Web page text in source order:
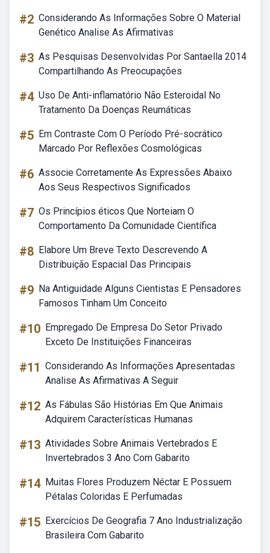
#2 Considerando As Informações Sobre O Material
Genético Analise As Afirmativas
#3 As Pesquisas Desenvolvidas Por Santaella 2014
Compartilhando As Preocupações
#4 Uso De Anti-inflamatório Não Esteroidal No
Tratamento Da Doenças Reumáticas
#5 Em Contraste Com O Período Pré-socrático
Marcado Por Reflexões Cosmológicas
#6 Associe Corretamente As Expressões Abaixo
Aos Seus Respectivos Significados
#7 Os Princípios éticos Que Norteiam O
Comportamento Da Comunidade Científica
#8 Elabore Um Breve Texto Descrevendo A
Distribuição Espacial Das Principais
#9 Na Antiguidade Alguns Cientistas E Pensadores
Famosos Tinham Um Conceito
#10 Empregado De Empresa Do Setor Privado
Exceto De Instituições Financeiras
#11 Considerando As Informações Apresentadas
Analise As Afirmativas A Seguir
#12 As Fábulas São Histórias Em Que Animais
Adquirem Características Humanas
#13 Atividades Sobre Animais Vertebrados E
Invertebrados 3 Ano Com Gabarito
#14 Muitas Flores Produzem Néctar E Possuem
Pétalas Coloridas E Perfumadas
#15 Exercícios De Geografia 7 Ano Industrialização
Brasileira Com Gabarito